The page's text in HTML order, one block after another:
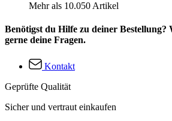
Mehr als 10.050 Artikel
Benötigst du Hilfe zu deiner Bestellung?
gerne deine Fragen.
Kontakt
Geprüfte Qualität
Sicher und vertraut einkaufen